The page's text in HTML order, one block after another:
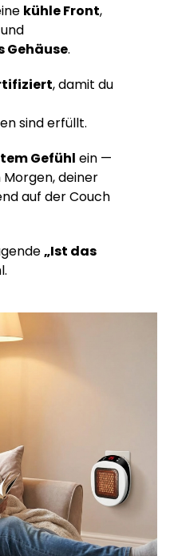
kühle Front,
Gehäuse.
, damit du
sind erfüllt.
Gefühl ein —
deiner
auf der Couch
„Ist das